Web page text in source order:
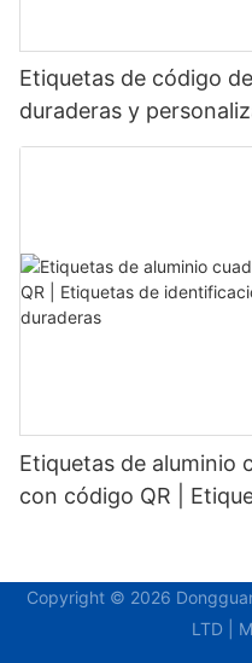
Etiquetas de código
duraderas y
fijos para un
Etiquetas de aluminio
con código QR |
Copyright © 2026
LTD |